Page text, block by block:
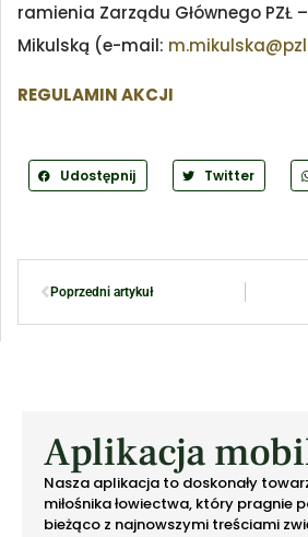
ramienia Zarządu Głównego PZŁ
Mikulską (e-mail:
REGULAMIN AKCJI
Udostępnij Twitter
Poprzedni artykuł
Aplikacja
Nasza aplikacja to doskonały
miłośnika łowiectwa, który pragnie
bieżąco z najnowszymi treściami